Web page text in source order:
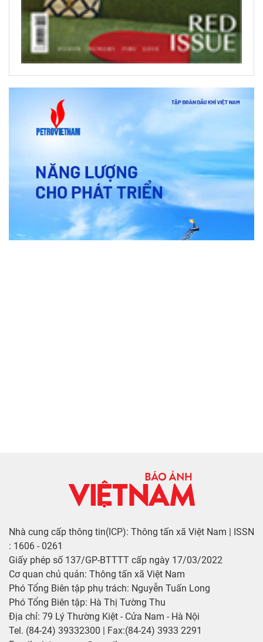
Nhà cung cấp thông tin(ICP): Thông tấn xã Việt Nam | ISSN
: 1606 - 0261
Giấy phép số 137/GP-BTTTT cấp ngày 17/03/2022
Cơ quan chủ quản: Thông tấn xã Việt Nam
Phó Tổng Biên tập phụ trách: Nguyễn Tuấn Long
Phó Tổng Biên tập: Hà Thị Tường Thu
Địa chỉ: 79 Lý Thường Kiệt - Cửa Nam - Hà Nội
Tel. (84-24) 39332300 | Fax:(84-24) 3933 2291